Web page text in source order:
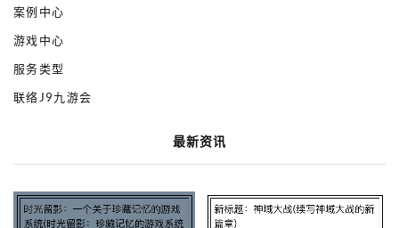
案例中心
游戏中心
服务类型
联络J9九游会
最新资讯